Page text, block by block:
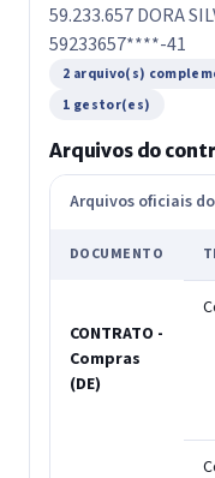
59.233.657 DORA
59233657****-41
2 arquivo(s)
1 gestor(es)
Arquivos do
Arquivos oficiais
DOCUMENTO
CONTRATO -
Compras
(DE)